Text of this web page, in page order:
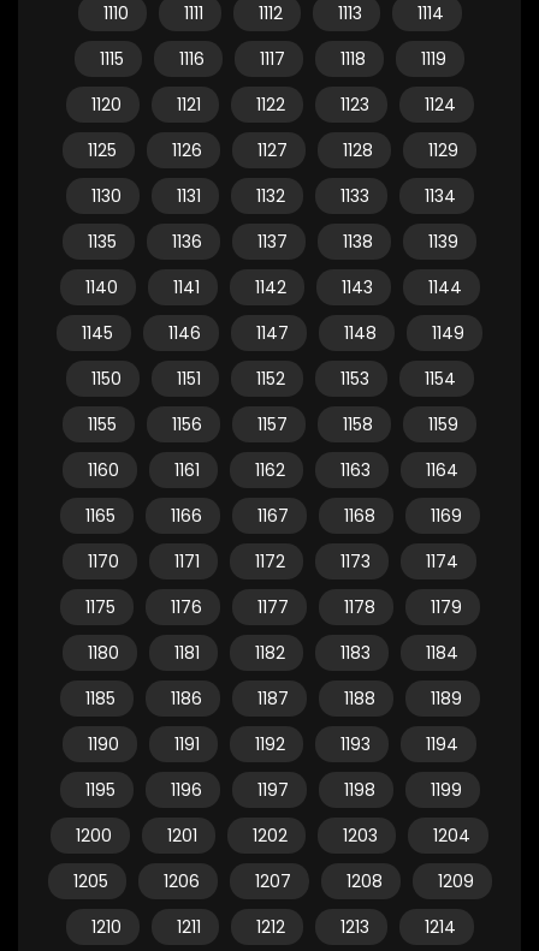
1110
1111 1112 1113
1114
1115
1116 1117 1118
1119
1120
1121 1122 1123
1124
1125
1126 1127 1128
1129
1130
1131 1132 1133
1134
1135
1136 1137 1138
1139
1140
1141 1142 1143
1144
1145
1146 1147 1148
1149
1150
1151 1152 1153
1154
1155
1156 1157 1158
1159
1160
1161 1162 1163
1164
1165
1166 1167 1168
1169
1170
1171 1172 1173
1174
1175
1176 1177 1178
1179
1180
1181 1182 1183
1184
1185
1186 1187 1188
1189
1190
1191 1192 1193
1194
1195
1196 1197 1198
1199
1200
1201 1202 1203
1204
1205
1206 1207 1208
1209
1210
1211 1212 1213
1214